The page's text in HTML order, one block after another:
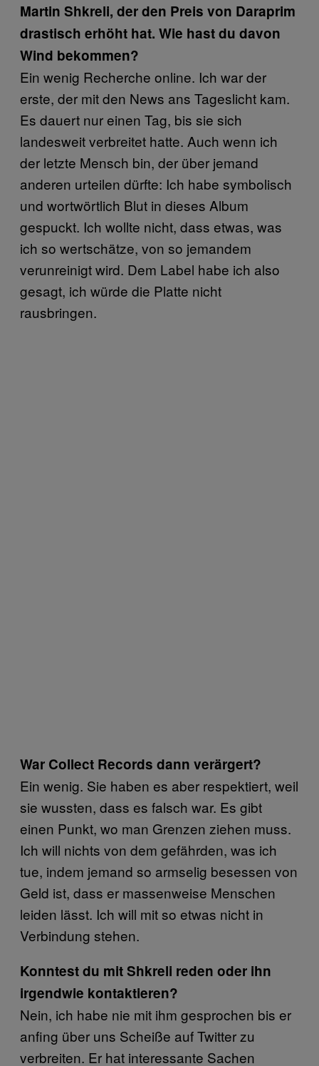
Martin Shkreli, der den Preis von Daraprim
drastisch erhöht hat. Wie hast du davon
Wind bekommen?
Ein wenig Recherche online. Ich war der
erste, der mit den News ans Tageslicht kam.
Es dauert nur einen Tag, bis sie sich
landesweit verbreitet hatte. Auch wenn ich
der letzte Mensch bin, der über jemand
anderen urteilen dürfte: Ich habe symbolisch
und wortwörtlich Blut in dieses Album
gespuckt. Ich wollte nicht, dass etwas, was
ich so wertschätze, von so jemandem
verunreinigt wird. Dem Label habe ich also
gesagt, ich würde die Platte nicht
rausbringen.
War Collect Records dann verärgert?
Ein wenig. Sie haben es aber respektiert, weil
sie wussten, dass es falsch war. Es gibt
einen Punkt, wo man Grenzen ziehen muss.
Ich will nichts von dem gefährden, was ich
tue, indem jemand so armselig besessen von
Geld ist, dass er massenweise Menschen
leiden lässt. Ich will mit so etwas nicht in
Verbindung stehen.
Konntest du mit Shkreli reden oder ihn
irgendwie kontaktieren?
Nein, ich habe nie mit ihm gesprochen bis er
anfing über uns Scheiße auf Twitter zu
verbreiten. Er hat interessante Sachen